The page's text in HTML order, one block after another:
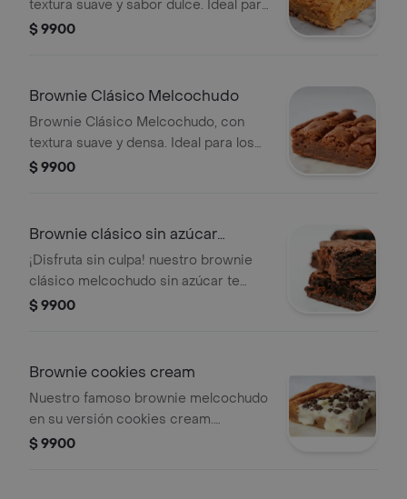
textura suave y sabor dulce. Ideal para
los amantes de los postres
$ 9900
Brownie Clásico Melcochudo
Brownie Clásico Melcochudo, con
textura suave y densa. Ideal para los
amantes del chocolate.
$ 9900
Brownie clásico sin azúcar
melcochudo
¡Disfruta sin culpa! nuestro brownie
clásico melcochudo sin azúcar te
ofrece el mismo sabor y la irresistible
$ 9900
Brownie cookies cream
Nuestro famoso brownie melcochudo
en su versión cookies cream.
cargado de trozos de galleta oreo y
$ 9900